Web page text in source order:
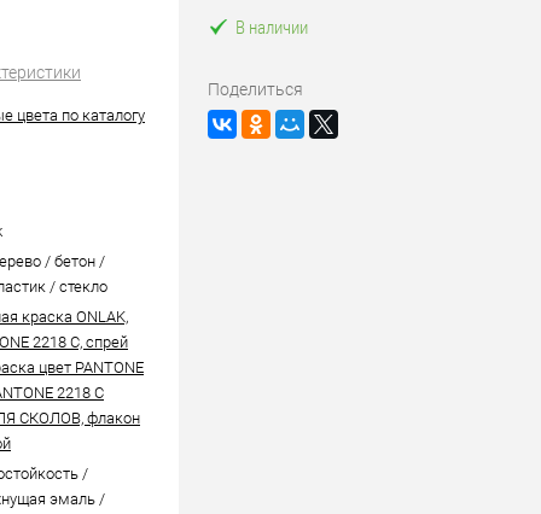
цвета по каталогу
/ бетон /
/ стекло
краска ONLAK,
2218 C, спрей
цвет PANTONE
2218 C
СКОЛОВ, флакон
/
эмаль /
В наличии
Поделиться